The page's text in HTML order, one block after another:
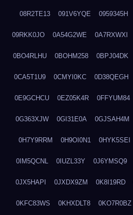
08R2TE13 091V6YQE 0959345H
09RKK0JO 0A54G2WE 0A7RXWXI
0BO4RLHU 0BOHM258 0BPJ04DK
0CA5T1U9 0CMYI0KC 0D38QEGH
0E9GCHCU 0EZ05K4R 0FFYUM84
0G363XJW 0GI31E0A 0GJSAH4M
0H7Y9RRM 0H9OI0N1 0HYK5SEI
0IM5QCNL 0IUZL33Y 0J6YMSQ9
0JX5HAPI 0JXDX9ZM 0K8I19RD
0KFC83WS 0KHXDLT8 0KO7R0BZ